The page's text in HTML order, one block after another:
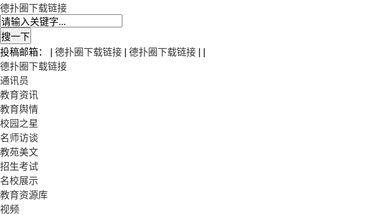
德扑圈下载链接
投稿邮箱： | 德扑圈下载链接 德扑圈下载链接
德扑圈下载链接
通讯员
教育资讯
教育舆情
校园之星
名师访谈
教苑美文
招生考试
名校展示
教育资源库
视频